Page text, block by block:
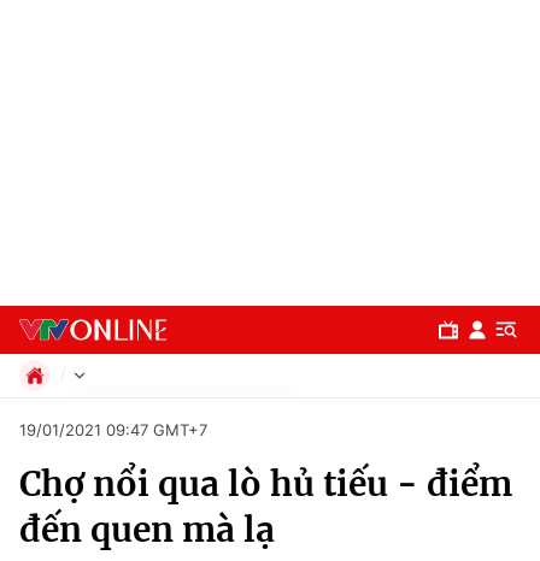
Chuyên mục
Chính trị
Xã hội
Pháp luật
Thể thao
19/01/2021 09:47 GMT+7
Chợ nổi qua lò hủ tiếu - điểm
đến quen mà lạ